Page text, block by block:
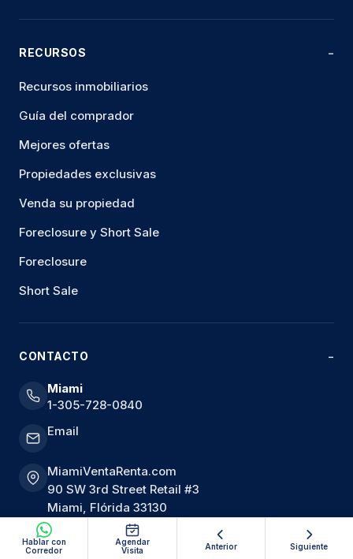
Hablar con
Corredor
Agendar
Visita
Anterior Siguiente
RECURSOS
Recursos inmobiliarios
Guía del comprador
Mejores ofertas
Propiedades exclusivas
Venda su propiedad
Foreclosure y Short Sale
Foreclosure
Short Sale
CONTACTO
Miami
1-305-728-0840
Email
MiamiVentaRenta.com
90 SW 3rd Street Retail #3
Miami, Flórida 33130